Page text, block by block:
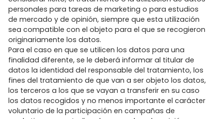
personales para tareas de marketing o para estudios
de mercado y de opinión, siempre que esta utilización
sea compatible con el objeto para el que se recogieron
originariamente los datos.
Para el caso en que se utilicen los datos para una
finalidad diferente, se le deberá informar al titular de
datos la identidad del responsable del tratamiento, los
fines del tratamiento de que van a ser objeto los datos,
los terceros a los que se vayan a transferir en su caso
los datos recogidos y no menos importante el carácter
voluntario de la participación en campañas de